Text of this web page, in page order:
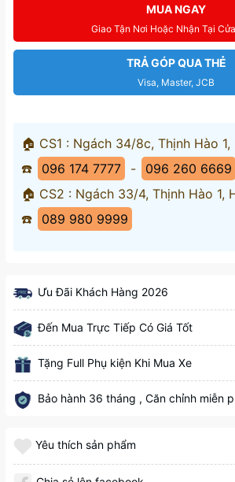
MUA NGAY
Giao Tận Nơi Hoặc Nhận Tại
TRẢ GÓP QUA THẺ
Visa, Master, JCB
🏠 CS1 : Ngách 34/8c, Thịnh Hào 1,
☎️
096 174 7777 -
096 260 6669
🏠 CS2 : Ngách 33/4, Thịnh Hào 1,
☎️
089 980 9999
Ưu Đãi Khách Hàng 2026
Đến Mua Trực Tiếp Có Giá Tốt
Tặng Full Phụ kiện Khi Mua Xe
Bảo hành 36 tháng , Căn chỉnh miễn
Yêu thích sản phẩm